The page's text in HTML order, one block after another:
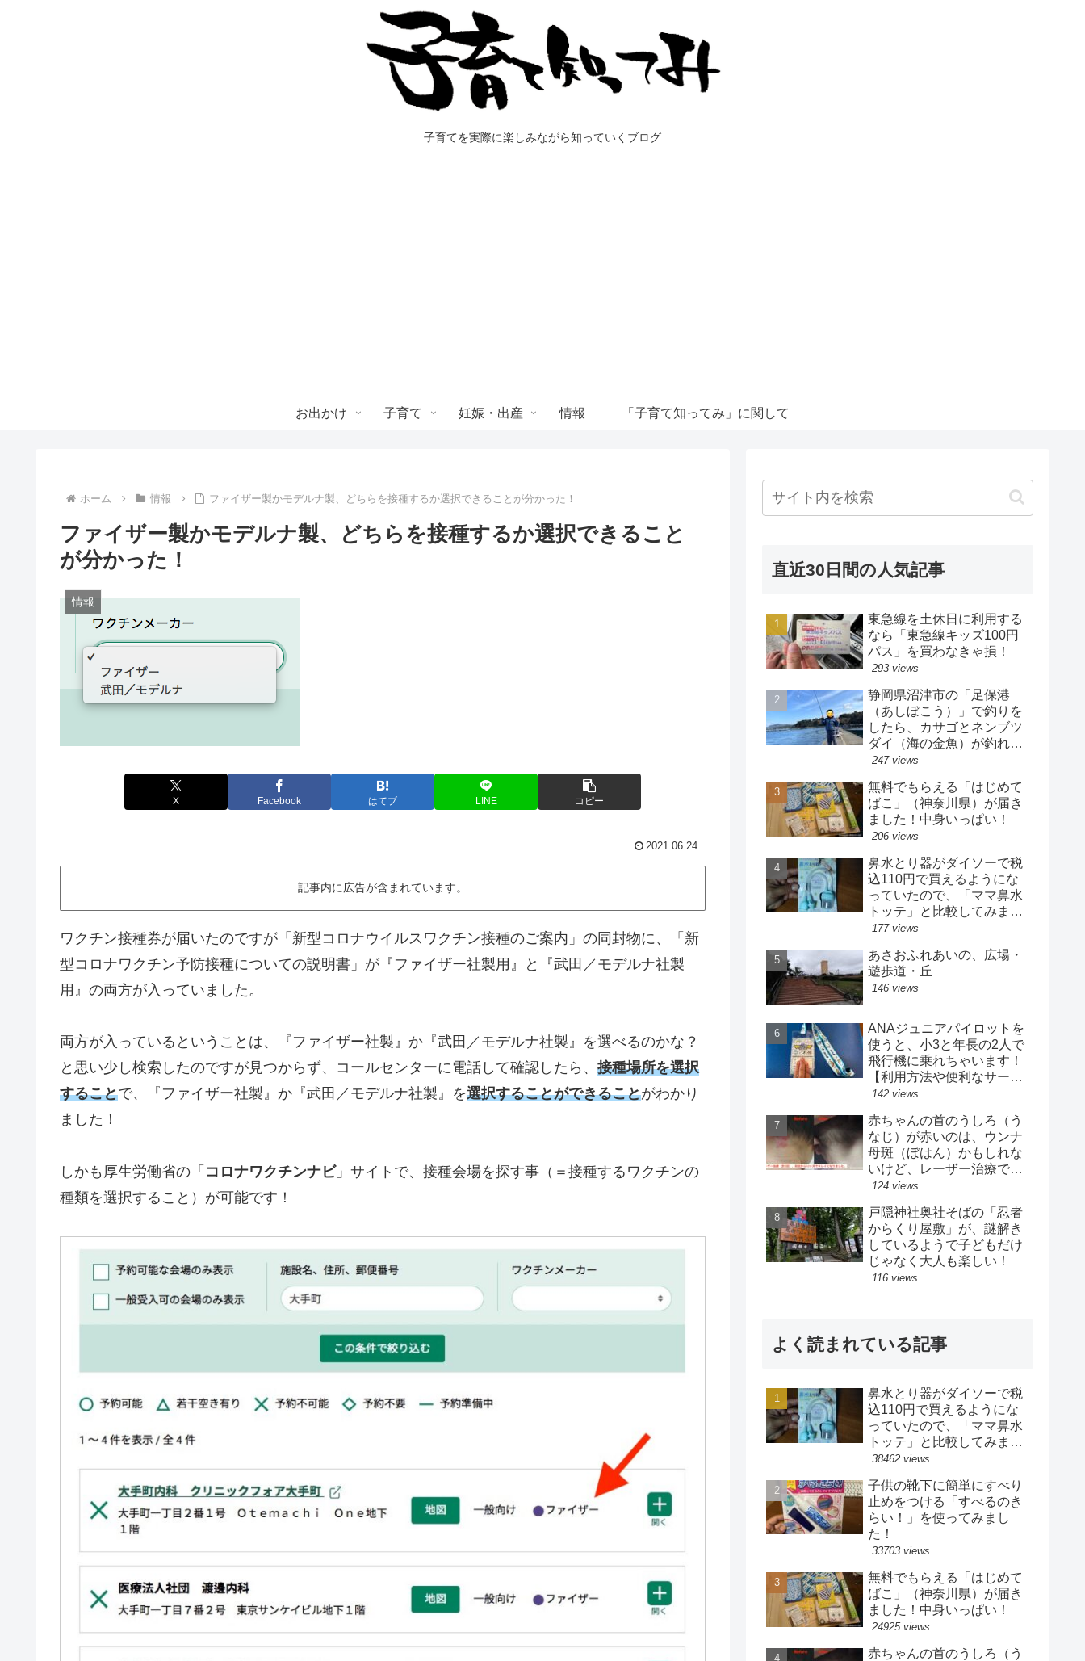
子育てを実際に楽しみながら知っていくブログ
お出かけ 子育て 妊娠・出産 情報 「子育て知ってみ」に関して
ホーム 情報 ファイザー製かモデルナ製、どちらを接種するか選択できることが分かった！
ファイザー製かモデルナ製、どちらを接種するか選択できること
が分かった！
情報
X Facebook はてブ LINE コピー
2021.06.24
記事内に広告が含まれています。
ワクチン接種券が届いたのですが「新型コロナウイルスワクチン接種のご案内」の同封物に、「新
型コロナワクチン予防接種についての説明書」が『ファイザー社製用』と『武田／モデルナ社製
用』の両方が入っていました。
両方が入っているということは、『ファイザー社製』か『武田／モデルナ社製』を選べるのかな？
と思い少し検索したのですが見つからず、コールセンターに電話して確認したら、 接種場所を選択
することで、『ファイザー社製』か『武田／モデルナ社製』を選択することができることがわかり
ました！
しかも厚生労働省の「 コロナワクチンナビ」サイトで、接種会場を探す事（＝接種するワクチンの
種類を選択すること）が可能です！
直近30日間の人気記事
東急線を土休日に利用する
なら「東急線キッズ100円
パス」を買わなきゃ損！
293 views
静岡県沼津市の「足保港
（あしぼこう）」で釣りを
したら、カサゴとネンブツ
ダイ（海の金魚）が釣れた
よ！
247 views
無料でもらえる「はじめて
ばこ」（神奈川県）が届き
ました！中身いっぱい！
206 views
鼻水とり器がダイソーで税
込110円で買えるようにな
っていたので、「ママ鼻水
トッテ」と比較してみまし
た
177 views
あさおふれあいの、広場・
遊歩道・丘
146 views
ANAジュニアパイロットを
使うと、小3と年長の2人で
飛行機に乗れちゃいます！
【利用方法や便利なサービ
ス】
142 views
赤ちゃんの首のうしろ（う
なじ）が赤いのは、ウンナ
母斑（ぼはん）かもしれな
いけど、レーザー治療で目
立たなくなりました！【治
124 views
戸隠神社奥社そばの「忍者
からくり屋敷」が、謎解き
しているようで子どもだけ
じゃなく大人も楽しい！
116 views
よく読まれている記事
鼻水とり器がダイソーで税
込110円で買えるようにな
っていたので、「ママ鼻水
トッテ」と比較してみまし
た
38462 views
子供の靴下に簡単にすべり
止めをつける「すべるのき
らい！」を使ってみまし
た！
33703 views
無料でもらえる「はじめて
ばこ」（神奈川県）が届き
ました！中身いっぱい！
24925 views
赤ちゃんの首のうしろ（う